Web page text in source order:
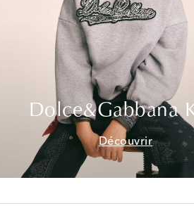
Dolce&Gabbana
Découvrir